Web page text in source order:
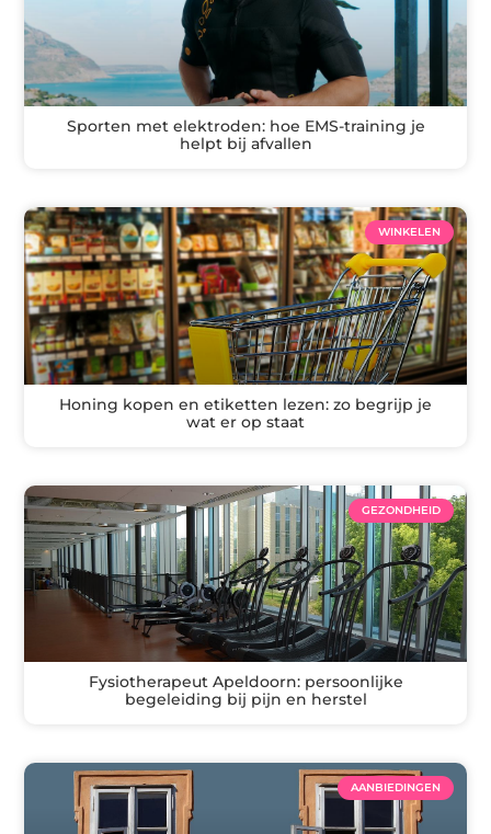
Sporten met elektroden: hoe EMS-training je
helpt bij afvallen
WINKELEN
Honing kopen en etiketten lezen: zo begrijp je
wat er op staat
GEZONDHEID
Fysiotherapeut Apeldoorn: persoonlijke
begeleiding bij pijn en herstel
AANBIEDINGEN